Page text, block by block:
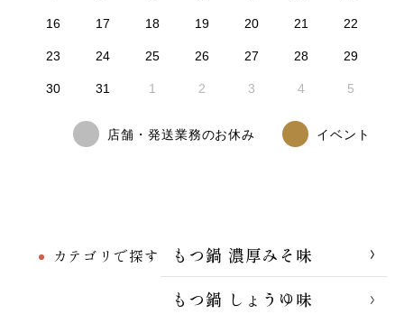
カテゴリで探す
もつ鍋 濃厚みそ味
もつ鍋 しょうゆ味
16 17 18 19 20 21 22
23 24 25 26 27 28 29
30 31 1 2 3 4 5
店舗・発送業務のお休み イベント